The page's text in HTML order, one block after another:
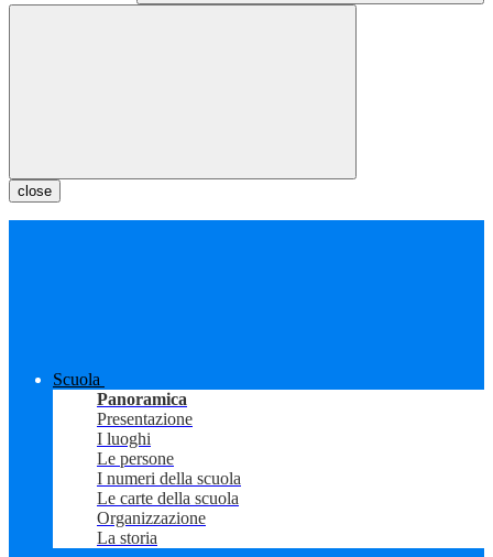
close
Scuola
Panoramica
Presentazione
I luoghi
Le persone
I numeri della scuola
Le carte della scuola
Organizzazione
La storia